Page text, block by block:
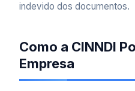
indevido dos documentos.
Como a CINNDI
Empresa